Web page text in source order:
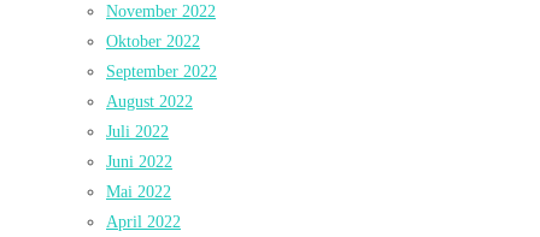
November 2022
Oktober 2022
September 2022
August 2022
Juli 2022
Juni 2022
Mai 2022
April 2022